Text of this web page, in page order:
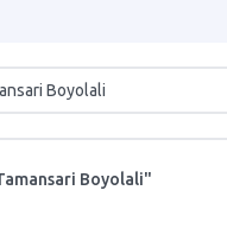
Boyolali"